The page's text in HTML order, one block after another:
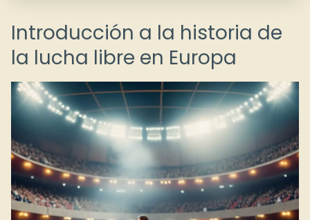
Introducción a la historia de
la lucha libre en Europa